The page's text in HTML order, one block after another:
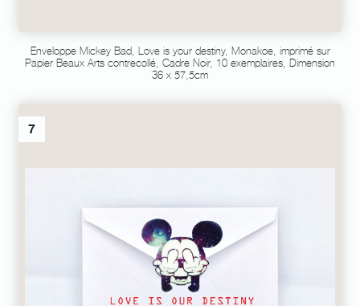
Enveloppe Mickey Bad, Love is your destiny, Monakoe, imprimé sur
Papier Beaux Arts contrecollé, Cadre Noir, 10 exemplaires, Dimension
36 x 57,5cm
7